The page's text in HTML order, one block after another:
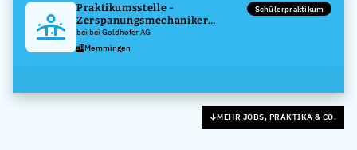
Praktikumsstelle -
Zerspanungsmechaniker
(m/w/d)
bei bei Goldhofer AG
Schülerpraktikum
Memmingen
MEHR JOBS, PRAKTIKA & CO.